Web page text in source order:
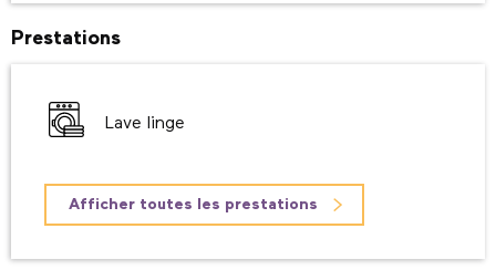
Prestations
Lave linge
Afficher toutes les prestations